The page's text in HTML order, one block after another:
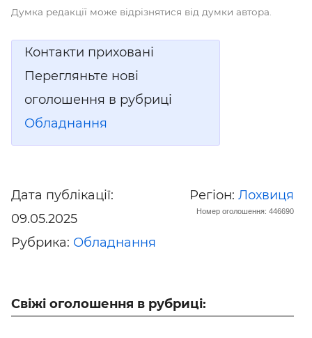
Думка редакції може відрізнятися від думки автора.
Контакти приховані
Перегляньте нові
оголошення в рубриці
Обладнання
Дата публікації:
09.05.2025
Рубрика: Обладнання
Регіон: Лохвиця
Номер оголошення: 446690
Свіжі оголошення в рубриці: